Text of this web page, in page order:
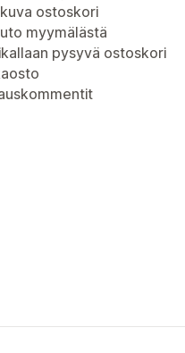
ostoskori
myymälästä
pysyvä ostoskori